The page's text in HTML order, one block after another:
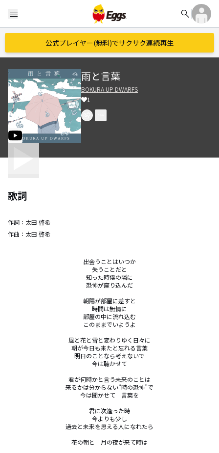
menu search
公式プレイヤー(無料)でサクサク連続再生
雨と言葉
BOKURA UP DWARFS
1
歌詞
作詞： 太田 啓希
作曲： 太田 啓希
出会うことはいつか
失うことだと
知った時僕の隣に
恐怖が座り込んだ
朝陽が部屋に差すと
時間は無情に
部屋の中に流れ込む
このままでいようよ
風と花と雪と変わりゆく日々に
朝が今日も来たと忘れる言葉
明日のことなら考えないで
今は聴かせて
君が何時かと言う未来のことは
来るかは分からない”時の恐怖”で
今は聞かせて　言葉を
君に次逢った時
今よりも少し
過去と未来を思える人になれたら
花の朝と　月の夜が来て時は